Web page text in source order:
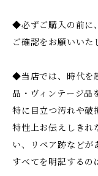
◆必ずご購入の前に
ご確認をお願いい
◆当店では、時代を
品・ヴィンテージ品
特に目立つ汚れや破
特性上お伝えしきれ
い、リペア跡などが
すべてを明記するの